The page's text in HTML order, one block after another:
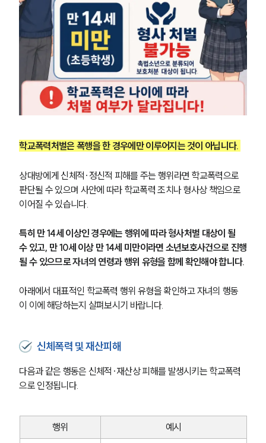
학교폭력처벌은 폭행을 한 경우에만 이루어지는 것이 아닙니다.
상대방에게 신체적·정신적 피해를 주는 행위라면 학교폭력으로
판단될 수 있으며 사안에 따라 학교폭력 조치나 형사상 책임으로
이어질 수 있습니다.
특히 만 14세 이상인 경우에는 행위에 따라 형사처벌 대상이 될
수 있고, 만 10세 이상 만 14세 미만이라면 소년보호사건으로 진행
될 수 있으므로 자녀의 연령과 행위 유형을 함께 확인해야 합니다.
아래에서 대표적인 학교폭력 행위 유형을 확인하고 자녀의 행동
이 이에 해당하는지 살펴보시기 바랍니다.
신체폭력 및 재산피해
다음과 같은 행동은 신체적·재산상 피해를 발생시키는 학교폭력
으로 인정됩니다.
행위 예시